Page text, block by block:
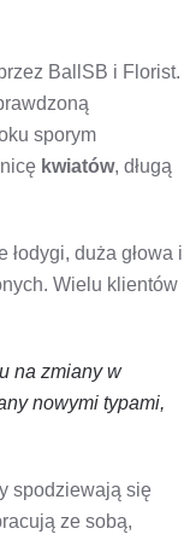
BallSB i Florist.
sporym
kwiatów, długą
duża głowa i
Wielu klientów
na zmiany w
nowymi typami,
spodziewają się
ze sobą,